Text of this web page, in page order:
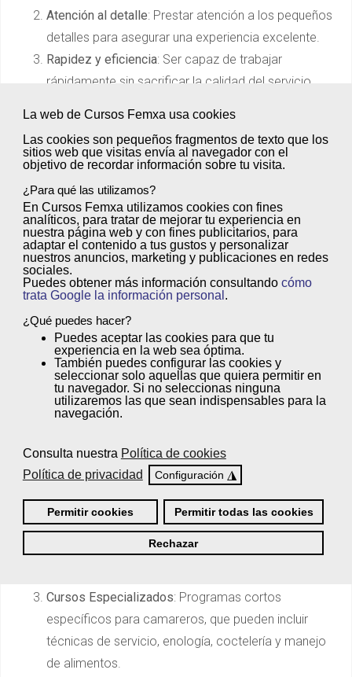
La web de Cursos Femxa usa cookies
Las cookies son pequeños fragmentos de textoque los
sitios web que visitas envía al navegadorcon el
objetivo de recordar información sobre tu visita.
¿Para qué las utilizamos?
En Cursos Femxa utilizamos cookies con fines
analíticos, para tratar de mejorar tu experiencia en
nuestra página web y con fines publicitarios, para
adaptar el contenido a tus gustos y personalizar
nuestros anuncios, marketing y publicaciones en redes
sociales.
Puedes obtener más información consultando cómo
trata Google la información personal .
¿Qué puedes hacer?
Puedes aceptarlas cookies para que tu
experiencia en la web sea óptima.
También puedes configurarlas cookies y
seleccionar solo aquellas que quiera permitir en
tu navegador. Si no seleccionas ninguna
utilizaremos las que sean indispensables para la
navegación.
Consulta nuestra Política de cookies
Política de privacidad
Configuración ◮
Permitir cookies Permitir todas las cookies
Rechazar
Atención al detalle: Prestar atención a los pequeños
detalles para asegurar una experiencia excelente.
Rapidez y eficiencia: Ser capaz de trabajar
rápidamente sin sacrificar la calidad del servicio.
momentos de alta demanda.
Resistencia física: La capacidad de estar de pie
durante largas horas y manejar el esfuerzo físico
que implica el trabajo.
Gestión del estrés: Manejar situaciones de alta
presión de manera calmada y profesional.
¿Qué se necesita estudiar para ser
camarero?
La preparación es fundamental para conseguir destacar
en este trabajo. Existen cursos y programas que pueden
mejorar las perspectivas laborales:
Formación Profesional
ofrecen conocimientos en técnicas de servicio,
gestión de restaurantes y atención al cliente.
Certificados de profesionalidad: Oficializan los
conocimientos adquiridos y aportan nuevas
perspectivas de desarrollo a todos aquellos
Cursos Especializados: Programas cortos
específicos para camareros, que pueden incluir
técnicas de servicio, enología, coctelería y manejo
de alimentos.